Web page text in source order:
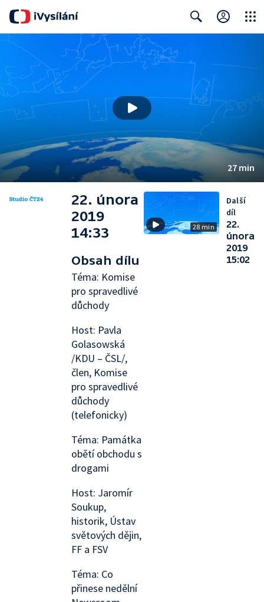
27 min
22. února
2019
14:33
Obsah dílu
Téma: Komise
pro spravedlivé
důchody
Host: Pavla
Golasowská
/KDU – ČSL/,
člen, Komise
pro spravedlivé
důchody
(telefonicky)
Téma: Památka
obětí obchodu s
drogami
Host: Jaromír
Soukup,
historik, Ústav
světových dějin,
FF a FSV
Téma: Co
přinese nedělní
28 min
Další
díl
22.
února
2019
15:02